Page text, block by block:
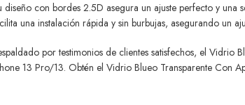
diseño con bordes 2.5D asegura un ajuste perfecto y
una instalación rápida y sin burbujas, asegurando un
por testimonios de clientes satisfechos, el
13 Pro/13. Obtén el Vidrio Blueo Transparente Con